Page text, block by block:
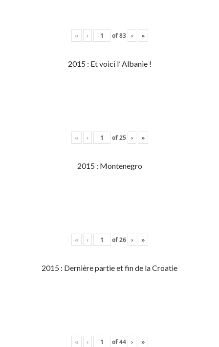
« ‹ of83 › »
2015 : Et voici l’ Albanie !
« ‹ of25 › »
2015 : Montenegro
« ‹ of26 › »
2015 : Dernière partie et fin de la Croatie
« ‹ of44 › »